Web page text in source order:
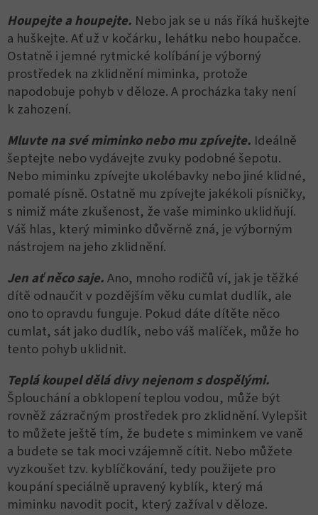
Houpejte a houpejte. Nebo jak se u nás říká huškejte
a huškejte. Ať už v kočárku, lehátku nebo houpačce.
Ostatně i jemné rytmické kolíbání je výborný
prostředek na zklidnění miminka, protože
napodobuje pohyb v děloze. A procházka taky není
k zahození.
Mluvte na své miminko nebo mu zpívejte. Ideálně
šeptejte nebo vydávejte zvuky podobné šepotu.
Nebo miminku zpívejte ukolébavky nebo jiné klidné,
pomalé písně. Ostatně mu zpívejte jakékoli písničky,
s nimiž máte zkušenost, že vaše miminko uklidňují.
Váš hlas, který miminko důvěrně zná, je výborným
nástrojem na jeho zklidnění.
Jen ať něco saje.Ano, mnoho rodičů ví, jak je těžké
dítě odnaučit v pozdějším věku cumlat dudlík, ale
ono to opravdu funguje. Pokud dáte dítěte něco
cumlat, sát jako dudlík, nebo váš malíček, může ho
tento pohyb uklidnit.
Teplá koupel dělá divy nejenom s dospělými.
Šplouchání a obklopení teplou vodou, může být
rovněž zázračným prostředek pro zklidnění. Vylepšit
to můžete ještě tím, že budete s miminkem ve vaně
a budete se tak moci vzájemně cítit. Nebo můžete
vyzkoušet tzv. kyblíčkování, tedy použijete pro
koupání speciálně upravený kyblík, který má
miminku navodit pocit, který zažíval v děloze.